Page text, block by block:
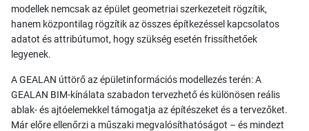
modellek nemcsak az épület geometriai szerkezeteit rögzítik,
hanem központilag rögzítik az összes építkezéssel kapcsolatos
adatot és attribútumot, hogy szükség esetén frissíthetőek
legyenek.
A GEALAN úttörő az épületinformációs modellezés terén: A
GEALAN BIM-kínálata szabadon tervezhető és különösen reális
ablak- és ajtóelemekkel támogatja az építészeket és a tervezőket.
Már előre ellenőrzi a műszaki megvalósíthatóságot – és mindezt